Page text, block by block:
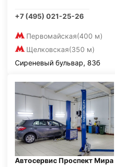
+7 (495) 021-25-26
Первомайская(400 м)
Щелковская(350 м)
Сиреневый бульвар, 83б
Автосервис Проспект Мира